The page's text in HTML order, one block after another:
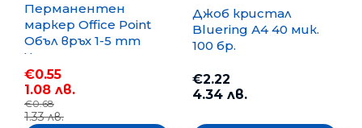
Перманентен
маркер Office Point
Объл връх 1-5 mm
Черен
€0.55
1.08 лв.
€0.68
1.33 лв.
Джоб кристал
Bluering А4 40 мик.
100 бр.
€2.22
4.34 лв.